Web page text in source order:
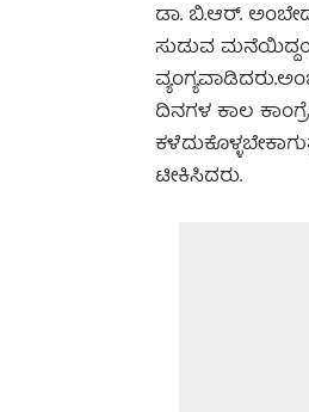
ಡಾ. ಬಿ.ಆರ್.
ಸುಡುವ
ದಿನಗಳ ಕಾಲ
ಟೀಕಿಸಿದರು.